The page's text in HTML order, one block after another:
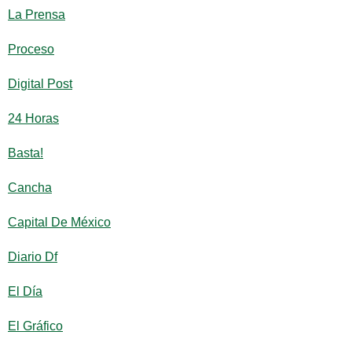
La Prensa
Proceso
Digital Post
24 Horas
Basta!
Cancha
Capital De México
Diario Df
El Día
El Gráfico